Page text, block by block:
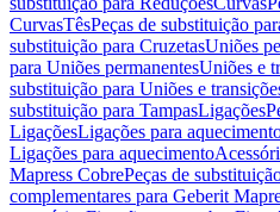
CurvasTêsPeças de substituição
substituição para CruzetasUniões
para Uniões permanentesUniões e
substituição para Uniões e
substituição para TampasLigações
LigaçõesLigações para
Ligações para aquecimento
Mapress CobrePeças de
complementares para Geberit